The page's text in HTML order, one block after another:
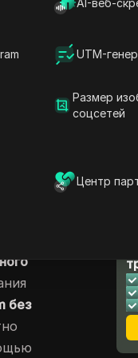
AI-веб-
UTM-
Размер
соцсетей
Центр
об этом
в
нужное
без